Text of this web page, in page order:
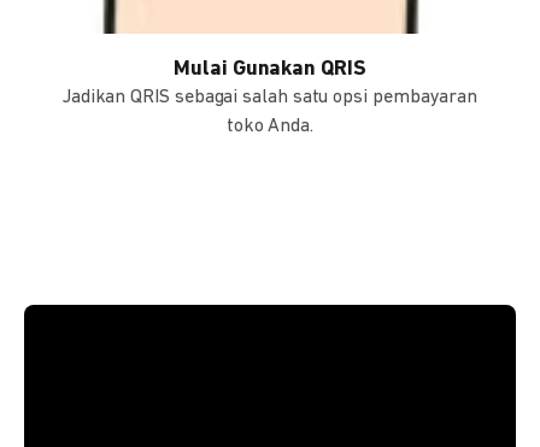
Mulai Gunakan QRIS
Jadikan QRIS sebagai salah satu opsi pembayaran
toko Anda.